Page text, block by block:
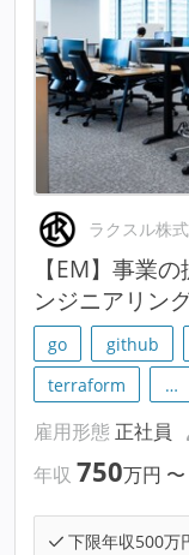
ラクスル株
【EM】事業
ンジニアリン
go github
terraform
…
雇用形態 正社員
年収 750万円 〜
下限年収500万